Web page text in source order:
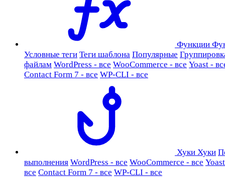
Функции
Условные теги Теги шаблона Популярные
файлам WordPress - все WooCommerce - все Yoast -
Contact Form 7 - все WP-CLI - все
Хуки Хуки
выполнения WordPress - все WooCommerce - все
все Contact Form 7 - все WP-CLI - все